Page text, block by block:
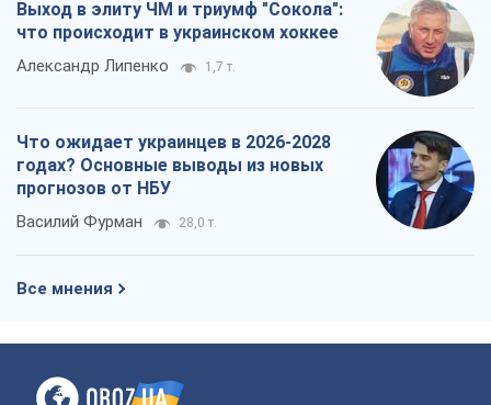
Выход в элиту ЧМ и триумф "Сокола":
что происходит в украинском хоккее
Александр Липенко 1,7 т.
Что ожидает украинцев в 2026-2028
годах? Основные выводы из новых
прогнозов от НБУ
Василий Фурман 28,0 т.
Все мнения